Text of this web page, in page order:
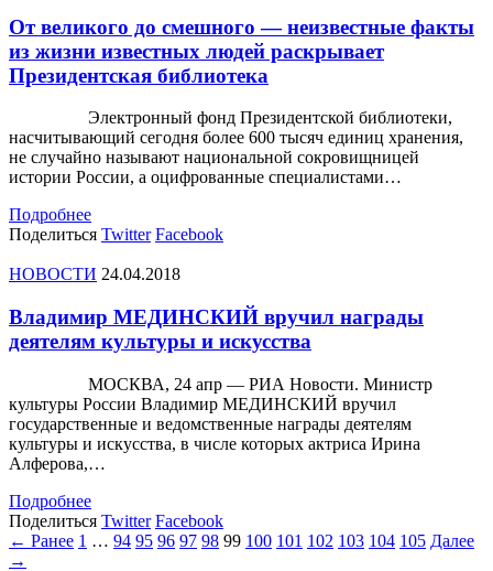
От великого до смешного — неизвестные факты
из жизни известных людей раскрывает
Президентская библиотека
Электронный фонд Президентской библиотеки,
насчитывающий сегодня более 600 тысяч единиц хранения,
не случайно называют национальной сокровищницей
истории России, а оцифрованные специалистами…
Подробнее
Поделиться Twitter Facebook
НОВОСТИ 24.04.2018
Владимир МЕДИНСКИЙ вручил награды
деятелям культуры и искусства
МОСКВА, 24 апр — РИА Новости. Министр
культуры России Владимир МЕДИНСКИЙ вручил
государственные и ведомственные награды деятелям
культуры и искусства, в числе которых актриса Ирина
Алферова,…
Подробнее
Поделиться Twitter Facebook
← Ранее 1 … 94 95 96 97 98 99 100 101 102 103 104 105 Далее
→